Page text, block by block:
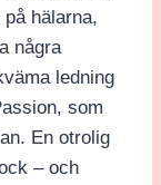
hälarna,
några
ledning
som
En otrolig
– och